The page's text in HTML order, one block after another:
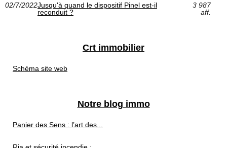
02/7/2022Jusqu'à quand le dispositif Pinel est-il
reconduit ?
3 987
aff.
Crt immobilier
Schéma site web
Notre blog immo
Panier des Sens : l’art des...